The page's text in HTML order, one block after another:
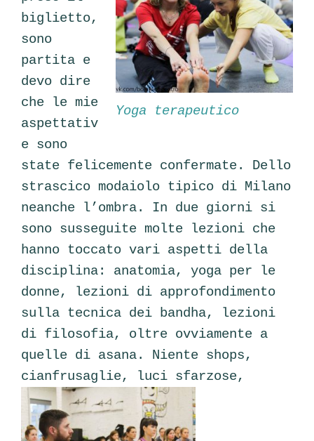
Yoga terapeutico
biglietto,
sono
partita e
devo dire
che le mie
aspettativ
e sono
state felicemente confermate. Dello
strascico modaiolo tipico di Milano
neanche l’ombra. In due giorni si
sono susseguite molte lezioni che
hanno toccato vari aspetti della
disciplina: anatomia, yoga per le
donne, lezioni di approfondimento
sulla tecnica dei bandha, lezioni
di filosofia, oltre ovviamente a
quelle di asana. Niente shops,
cianfrusaglie, luci sfarzose,